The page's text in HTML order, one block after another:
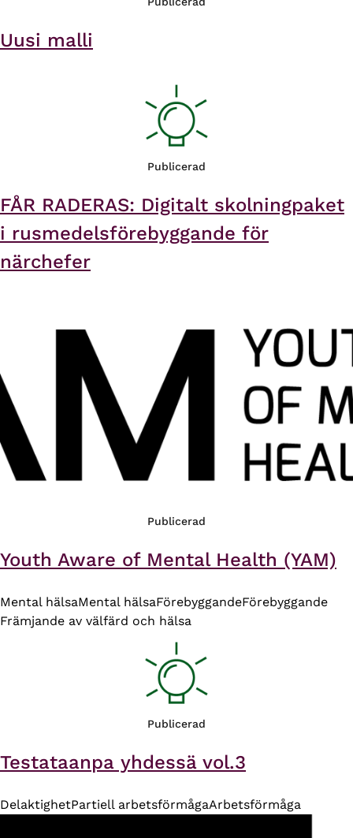
Uusi malli
Publicerad
FÅR RADERAS: Digitalt skolningpaket
i rusmedelsförebyggande för
närchefer
Publicerad
Youth Aware of Mental Health (YAM)
Mental hälsaMental hälsaFörebyggandeFörebyggande
Främjande av välfärd och hälsa
Publicerad
Testataanpa yhdessä vol.3
DelaktighetPartiell arbetsförmågaArbetsförmåga